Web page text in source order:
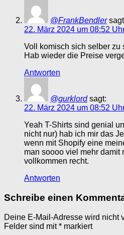
@FrankBendler
22. März 2024 um 08:52
Voll komisch sich selber
Hab wieder die Preise
Antworten
@gurklord sagt:
22. März 2024 um 08:52
Yeah T-Shirts sind genial
nicht nur) hab ich mir das
wenn mit Shopify eine
man soooo viel mehr damit
vollkommen recht.
Antworten
Schreibe einen
Deine E-Mail-Adresse wird nicht
Felder sind mit* markiert